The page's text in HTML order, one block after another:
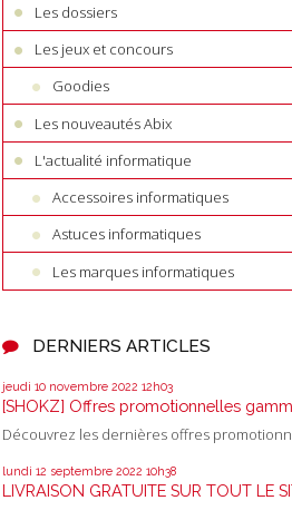
Les dossiers
Les jeux et concours
Goodies
Les nouveautés Abix
L'actualité informatique
Accessoires informatiques
Astuces informatiques
Les marques informatiques
DERNIERS ARTICLES
jeudi 10 novembre 2022 12h03
[SHOKZ] Offres promotionnelles
Découvrez les dernières offres
lundi 12 septembre 2022 10h38
LIVRAISON GRATUITE SUR TOUT LE